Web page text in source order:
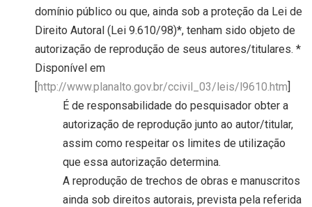
domínio público ou que, ainda sob a proteção da Lei de
Direito Autoral (Lei 9.610/98)*, tenham sido objeto de
autorização de reprodução de seus autores/titulares. *
Disponível em
[http://www.planalto.gov.br/ccivil_03/leis/l9610.htm]
É de responsabilidade do pesquisador obter a
autorização de reprodução junto ao autor/titular,
assim como respeitar os limites de utilização
que essa autorização determina.
A reprodução de trechos de obras e manuscritos
ainda sob direitos autorais, prevista pela referida